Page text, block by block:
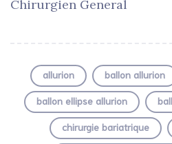
Chirurgien General
allurion ballon allurion
ballon ellipse allurion
chirurgie bariatrique